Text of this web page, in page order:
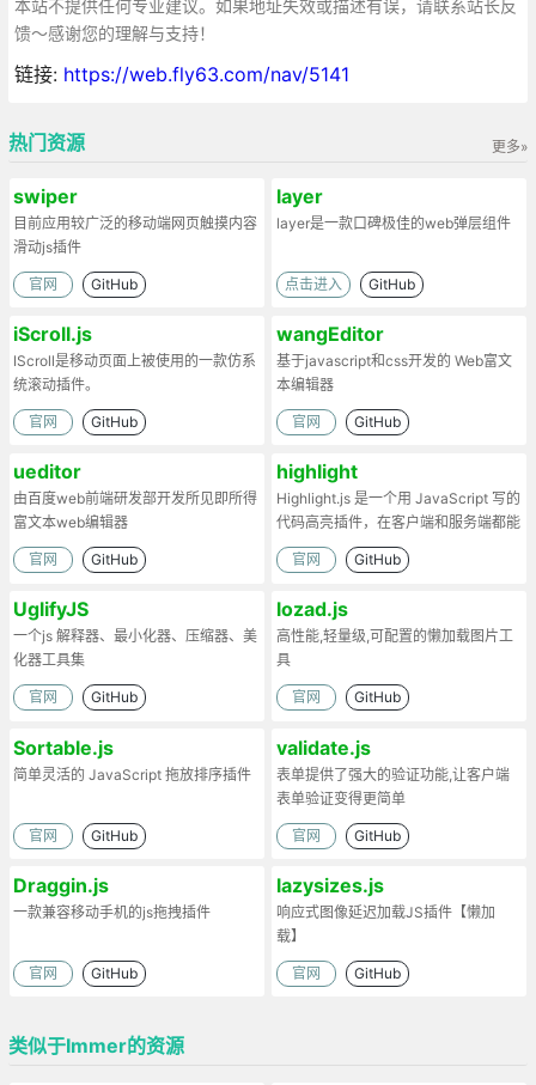
本站不提供任何专业建议。如果地址失效或描述有误，请联系站长反
馈～感谢您的理解与支持！
链接: https://web.fly63.com/nav/5141
更多»
热门资源
swiper
目前应用较广泛的移动端网页触摸内容
滑动js插件
官网 GitHub
layer
layer是一款口碑极佳的web弹层组件
点击进入 GitHub
iScroll.js
IScroll是移动页面上被使用的一款仿系
统滚动插件。
官网 GitHub
wangEditor
基于javascript和css开发的 Web富文
本编辑器
官网 GitHub
ueditor
由百度web前端研发部开发所见即所得
富文本web编辑器
官网 GitHub
highlight
Highlight.js 是一个用 JavaScript 写的
代码高亮插件，在客户端和服务端都能
工作。
官网 GitHub
UglifyJS
一个js 解释器、最小化器、压缩器、美
化器工具集
官网 GitHub
lozad.js
高性能,轻量级,可配置的懒加载图片工
具
官网 GitHub
Sortable.js
简单灵活的 JavaScript 拖放排序插件
官网 GitHub
validate.js
表单提供了强大的验证功能,让客户端
表单验证变得更简单
官网 GitHub
Draggin.js
一款兼容移动手机的js拖拽插件
官网 GitHub
lazysizes.js
响应式图像延迟加载JS插件【懒加
载】
官网 GitHub
类似于Immer的资源